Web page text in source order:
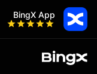
BingX App